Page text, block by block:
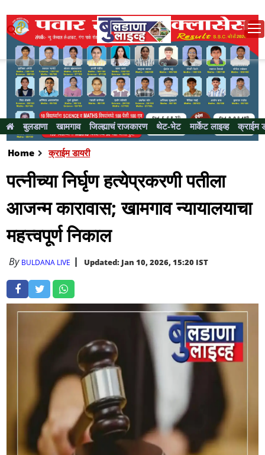
बुलडाणा खामगाव जिल्ह्याचं राजकारण थेट-भेट मार्केट लाइव्ह क्राईम
Home क्राईम डायरी
पत्नीच्या निर्घृण हत्येप्रकरणी पतीला
आजन्म कारावास; खामगाव न्यायालयाचा
महत्त्वपूर्ण निकाल
By BULDANA LIVE Updated: Jan 10, 2026, 15:20 IST